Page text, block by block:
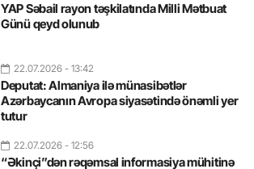
YAP Səbail rayon təşkilatında Milli Mətbuat
Günü qeyd olunub
22.07.2026 - 13:42
Deputat: Almaniya ilə münasibətlər
Azərbaycanın Avropa siyasətində önəmli yer
tutur
22.07.2026 - 12:56
“Əkinçi”dən rəqəmsal informasiya mühitinə